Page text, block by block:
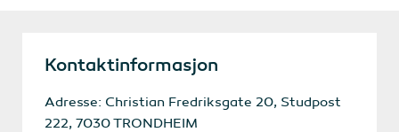
Kontaktinformasjon
Adresse: Christian Fredriksgate 20, Studpost
222, 7030 TRONDHEIM